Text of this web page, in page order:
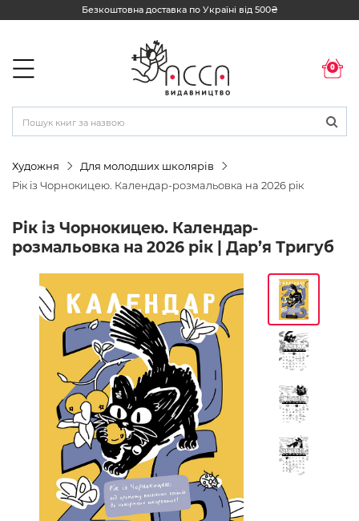
Безкоштовна доставка по Україні від 500₴
0
Художня
Для молодших школярів
Рік із Чорнокицею. Календар-розмальовка на 2026 рік
Рік із Чорнокицею. Календар-
розмальовка на 2026 рік | Дар’я Тригуб